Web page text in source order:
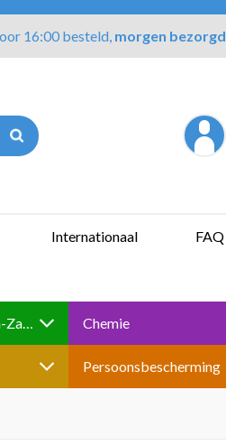
16:00 besteld, morgen bezorgd
Internationaal FAQ
Boren-Tappen-Slijpen-Schuren-Zagen Chemie
Persoonsbescherming